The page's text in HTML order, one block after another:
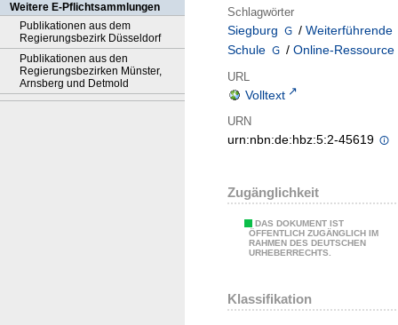
Weitere E-Pflichtsammlungen
Publikationen aus dem
Regierungsbezirk Düsseldorf
Publikationen aus den
Regierungsbezirken Münster,
Arnsberg und Detmold
Schlagwörter
Siegburg / Weiterführende
Schule
/ Online-Ressource
URL
Volltext
URN
urn:nbn:de:hbz:5:2-45619
Zugänglichkeit
DAS DOKUMENT IST
ÖFFENTLICH ZUGÄNGLICH IM
RAHMEN DES DEUTSCHEN
URHEBERRECHTS.
Klassifikation